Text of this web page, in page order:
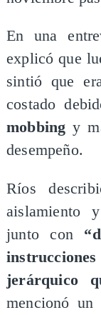
En una
explicó que
sintió que
costado
mobbing y
desempeño.
Ríos
aislamiento
junto con
jerárquico
mencionó un